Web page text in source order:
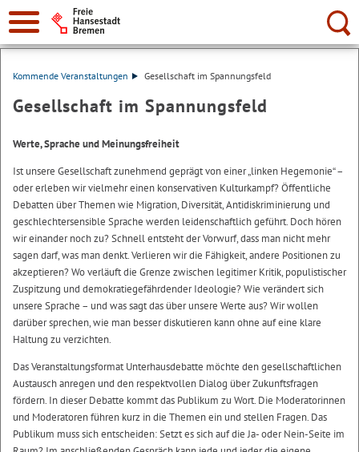
Suche:
Kommende Veranstaltungen Gesellschaft im Spannungsfeld
Gesellschaft im Spannungsfeld
Werte, Sprache und Meinungsfreiheit
Ist unsere Gesellschaft zunehmend geprägt von einer „linken Hegemonie“ –
oder erleben wir vielmehr einen konservativen Kulturkampf? Öffentliche
Debatten über Themen wie Migration, Diversität, Antidiskriminierung und
geschlechtersensible Sprache werden leidenschaftlich geführt. Doch hören
wir einander noch zu? Schnell entsteht der Vorwurf, dass man nicht mehr
sagen darf, was man denkt. Verlieren wir die Fähigkeit, andere Positionen zu
akzeptieren? Wo verläuft die Grenze zwischen legitimer Kritik, populistischer
Zuspitzung und demokratiegefährdender Ideologie? Wie verändert sich
unsere Sprache – und was sagt das über unsere Werte aus? Wir wollen
darüber sprechen, wie man besser diskutieren kann ohne auf eine klare
Haltung zu verzichten.
Das Veranstaltungsformat Unterhausdebatte möchte den gesellschaftlichen
Austausch anregen und den respektvollen Dialog über Zukunftsfragen
fördern. In dieser Debatte kommt das Publikum zu Wort. Die Moderatorinnen
und Moderatoren führen kurz in die Themen ein und stellen Fragen. Das
Publikum muss sich entscheiden: Setzt es sich auf die Ja- oder Nein-Seite im